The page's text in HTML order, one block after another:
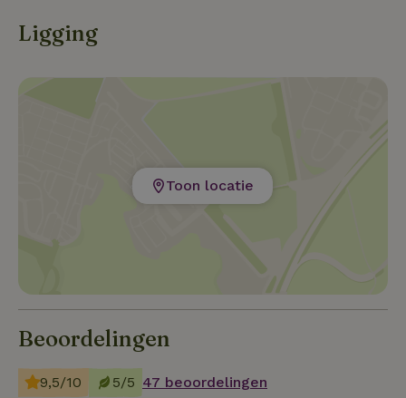
Ligging
Toon locatie
Beoordelingen
9,5/10 5/5 47 beoordelingen